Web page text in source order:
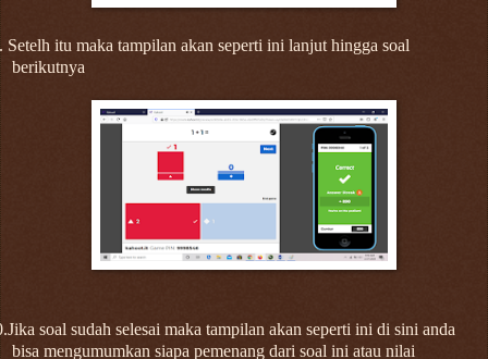
Setelh itu maka tampilan akan seperti ini lanjut hingga soal
berikutnya
soal sudah selesai maka tampilan akan seperti ini di sini anda
bisa mengumumkan siapa pemenang dari soal ini atau nilai